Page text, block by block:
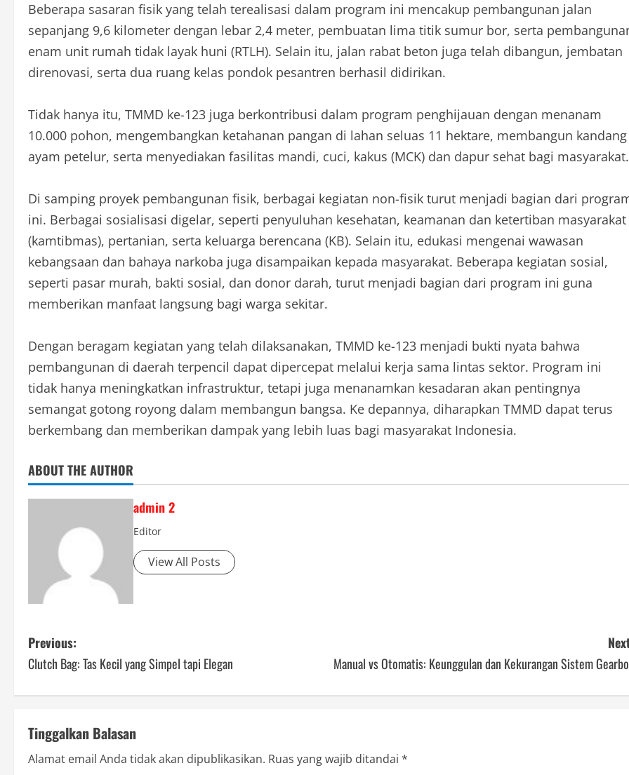
Beberapa sasaran fisik yang telah terealisasi dalam program ini mencakup pembangunan jalan
sepanjang 9,6 kilometer dengan lebar 2,4 meter, pembuatan lima titik sumur bor, serta
enam unit rumah tidak layak huni (RTLH). Selain itu, jalan rabat beton juga telah dibangun, jembatan
direnovasi, serta dua ruang kelas pondok pesantren berhasil didirikan.
Tidak hanya itu, TMMD ke-123 juga berkontribusi dalam program penghijauan dengan menanam
10.000 pohon, mengembangkan ketahanan pangan di lahan seluas 11 hektare, membangun kandang
ayam petelur, serta menyediakan fasilitas mandi, cuci, kakus (MCK) dan dapur sehat bagi masyarakat.
Di samping proyek pembangunan fisik, berbagai kegiatan non-fisik turut menjadi bagian dari
ini. Berbagai sosialisasi digelar, seperti penyuluhan kesehatan, keamanan dan ketertiban masyarakat
(kamtibmas), pertanian, serta keluarga berencana (KB). Selain itu, edukasi mengenai wawasan
kebangsaan dan bahaya narkoba juga disampaikan kepada masyarakat. Beberapa kegiatan sosial,
seperti pasar murah, bakti sosial, dan donor darah, turut menjadi bagian dari program ini guna
memberikan manfaat langsung bagi warga sekitar.
Dengan beragam kegiatan yang telah dilaksanakan, TMMD ke-123 menjadi bukti nyata bahwa
pembangunan di daerah terpencil dapat dipercepat melalui kerja sama lintas sektor. Program ini
tidak hanya meningkatkan infrastruktur, tetapi juga menanamkan kesadaran akan pentingnya
semangat gotong royong dalam membangun bangsa. Ke depannya, diharapkan TMMD dapat terus
berkembang dan memberikan dampak yang lebih luas bagi masyarakat Indonesia.
ABOUT THE AUTHOR
admin 2
Editor
View All Posts
P
o
s
t
n
Previous:
Clutch Bag: Tas Kecil yang Simpel tapi Elegan
Manual vs Otomatis: Keunggulan dan Kekurangan Sistem
Tinggalkan Balasan
Alamat email Anda tidak akan dipublikasikan. Ruas yang wajib ditandai *